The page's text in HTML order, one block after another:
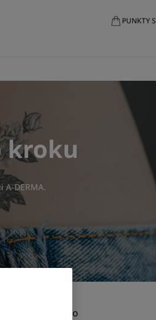
PUNKTY
kroku
A-DERMA.
aby właściwie o